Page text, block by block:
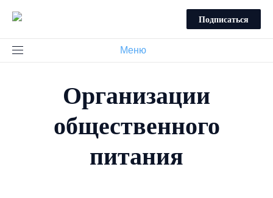
Подписаться
Меню
Организации
общественного
питания